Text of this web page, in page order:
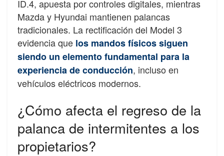
ID.4, apuesta por controles digitales, mientras
Mazda y Hyundai mantienen palancas
tradicionales. La rectificación del Model 3
evidencia que los mandos físicos siguen
siendo un elemento fundamental para la
experiencia de conducción, incluso en
vehículos eléctricos modernos.
¿Cómo afecta el regreso de la
palanca de intermitentes a los
propietarios?